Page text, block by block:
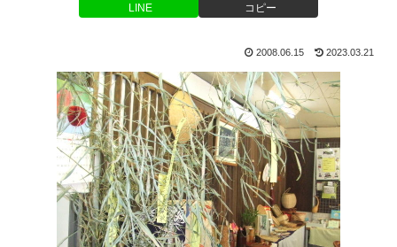
LINE コピー
2008.06.15 2023.03.21